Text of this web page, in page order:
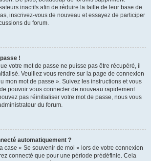
inactifs afin de réduire la taille de leur base de
inscrivez-vous de nouveau et essayez de participer
du forum.
!
votre mot de passe ne puisse pas être récupéré, il
Veuillez vous rendre sur la page de connexion
mon mot de passe ». Suivez les instructions et vous
pouvoir vous connecter de nouveau rapidement.
pas réinitialiser votre mot de passe, nous vous
du forum.
automatiquement ?
case « Se souvenir de moi » lors de votre connexion
connecté que pour une période prédéfinie. Cela